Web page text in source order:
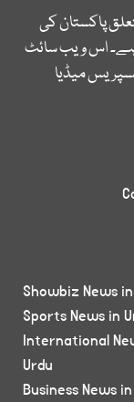
پاکستان کی
اس ویب سائٹ
میڈیا
Showbiz News
Sports News in
International
Urdu
Business News